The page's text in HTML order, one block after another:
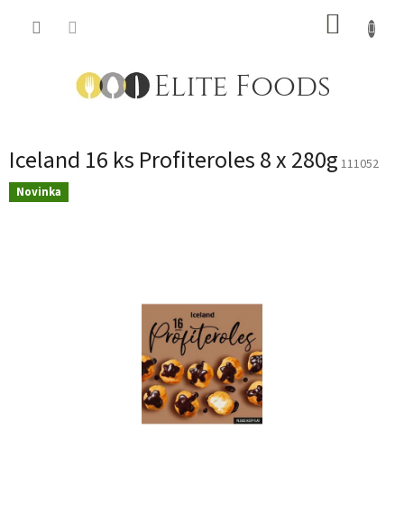
Iceland 16 ks Profiteroles 8 x 280g 111052
Novinka